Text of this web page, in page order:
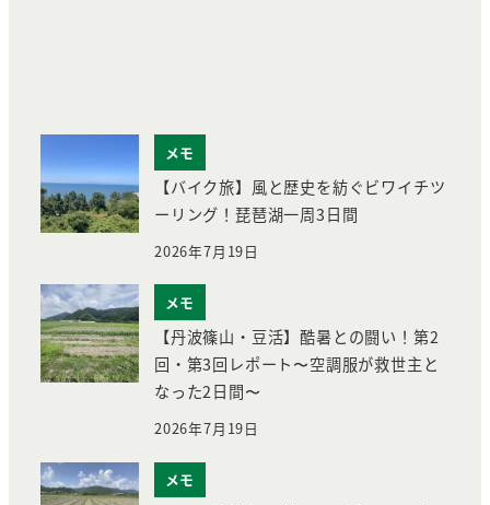
メモ
【バイク旅】風と歴史を紡ぐビワイチツ
ーリング！琵琶湖一周3日間
2026年7月19日
メモ
【丹波篠山・豆活】酷暑との闘い！第2
回・第3回レポート〜空調服が救世主と
なった2日間〜
2026年7月19日
メモ